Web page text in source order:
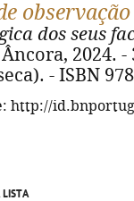
dos seus
2024.
- ISBN
http://